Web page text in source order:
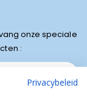
onze speciale
:
Privacybeleid